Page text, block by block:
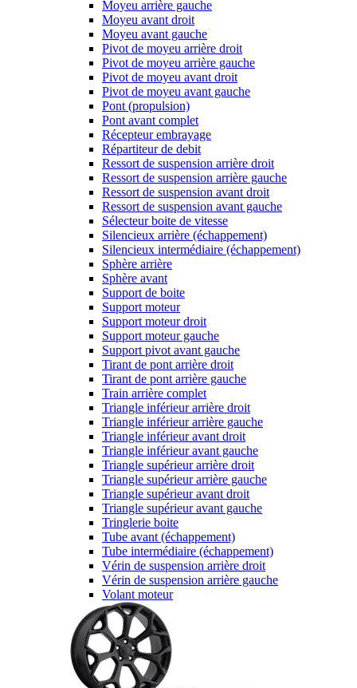
Moyeu arrière gauche
Moyeu avant droit
Moyeu avant gauche
Pivot de moyeu arrière droit
Pivot de moyeu arrière gauche
Pivot de moyeu avant droit
Pivot de moyeu avant gauche
Pont (propulsion)
Pont avant complet
Récepteur embrayage
Répartiteur de debit
Ressort de suspension arrière droit
Ressort de suspension arrière gauche
Ressort de suspension avant droit
Ressort de suspension avant gauche
Sélecteur boite de vitesse
Silencieux arrière (échappement)
Silencieux intermédiaire (échappement)
Sphère arrière
Sphère avant
Support de boite
Support moteur
Support moteur droit
Support moteur gauche
Support pivot avant gauche
Tirant de pont arrière droit
Tirant de pont arrière gauche
Train arrière complet
Triangle inférieur arrière droit
Triangle inférieur arrière gauche
Triangle inférieur avant droit
Triangle inférieur avant gauche
Triangle supérieur arrière droit
Triangle supérieur arrière gauche
Triangle supérieur avant droit
Triangle supérieur avant gauche
Tringlerie boite
Tube avant (échappement)
Tube intermédiaire (échappement)
Vérin de suspension arrière droit
Vérin de suspension arrière gauche
Volant moteur